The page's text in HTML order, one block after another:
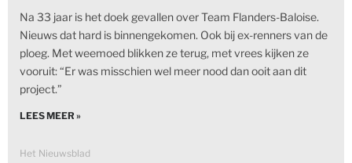
Na 33 jaar is het doek gevallen over Team Flanders-Baloise.
Nieuws dat hard is binnengekomen. Ook bij ex-renners van de
ploeg. Met weemoed blikken ze terug, met vrees kijken ze
vooruit: “Er was misschien wel meer nood dan ooit aan dit
project.”
LEES MEER »
Het Nieuwsblad